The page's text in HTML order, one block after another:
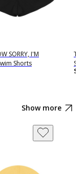
SORRY, I'M
Shorts
$
Show more